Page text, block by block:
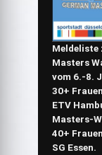
Meldeliste
Masters
vom 6.-8.
30+
ETV
Masters-
40+
SG Essen.